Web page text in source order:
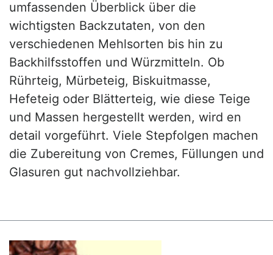
umfassenden Überblick über die
wichtigsten Backzutaten, von den
verschiedenen Mehlsorten bis hin zu
Backhilfsstoffen und Würzmitteln. Ob
Rührteig, Mürbeteig, Biskuitmasse,
Hefeteig oder Blätterteig, wie diese Teige
und Massen hergestellt werden, wird en
detail vorgeführt. Viele Stepfolgen machen
die Zubereitung von Cremes, Füllungen und
Glasuren gut nachvollziehbar.